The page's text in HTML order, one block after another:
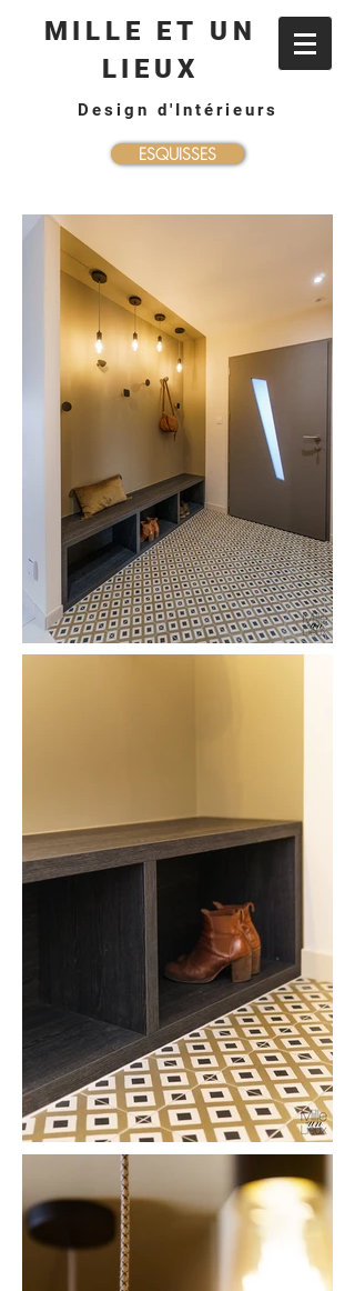
MILLE ET UN
LIEUX
Design d'Intérieurs
ESQUISSES